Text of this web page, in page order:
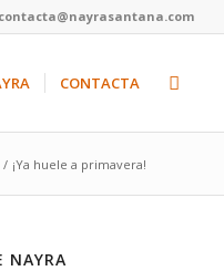
| contacta@nayrasantana.com
CONTACTA
/ ¡Ya huele a primavera!
NAYRA